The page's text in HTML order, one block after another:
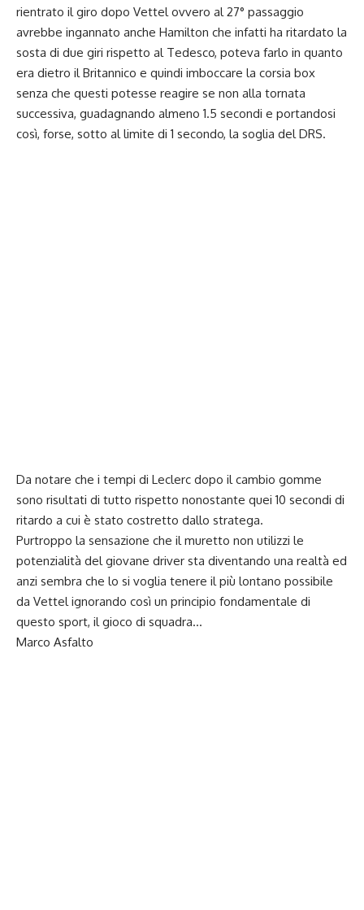
rientrato il giro dopo Vettel ovvero al 27° passaggio
avrebbe ingannato anche Hamilton che infatti ha ritardato la
sosta di due giri rispetto al Tedesco, poteva farlo in quanto
era dietro il Britannico e quindi imboccare la corsia box
senza che questi potesse reagire se non alla tornata
successiva, guadagnando almeno 1.5 secondi e portandosi
così, forse, sotto al limite di 1 secondo, la soglia del DRS.
Da notare che i tempi di Leclerc dopo il cambio gomme
sono risultati di tutto rispetto nonostante quei 10 secondi di
ritardo a cui è stato costretto dallo stratega.
Purtroppo la sensazione che il muretto non utilizzi le
potenzialità del giovane driver sta diventando una realtà ed
anzi sembra che lo si voglia tenere il più lontano possibile
da Vettel ignorando così un principio fondamentale di
questo sport, il gioco di squadra…
Marco Asfalto